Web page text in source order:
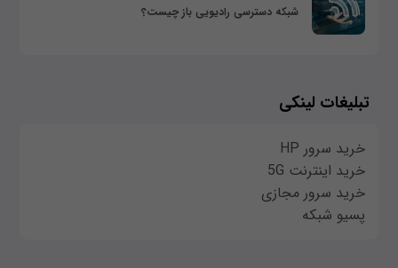
شبکه دسترسی رادیویی باز چیست؟
تبلیغات لینکی
خرید سرور HP
خرید اینترنت 5G
خرید سرور مجازی
پسیو شبکه